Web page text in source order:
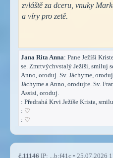
zvláště za dceru, vnuky
a víry pro zetě.
Jana Rita Anna: Pane Ježíši
se. Zmrtvýchvstalý Ježíši, smiluj
Anno, oroduj. Sv. Jáchyme,
Jáchyme a Anno, orodujte. Sv.
Assisi, oroduj.
: Předrahá Krvi Ježíše Krista,
: ♡
: ♡
č.11146 IP: ...b:f41c • 25.07.2026